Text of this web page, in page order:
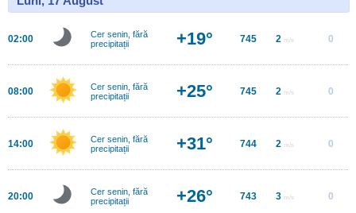
02:00
Cer senin, fără
precipitații
+19° 745 2 m/s 0
08:00
Cer senin, fără
precipitații
+25° 745 2 m/s 0
14:00
Cer senin, fără
precipitații
+31° 744 2 m/s 0
20:00
Cer senin, fără
precipitații
+26° 743 3 m/s 0